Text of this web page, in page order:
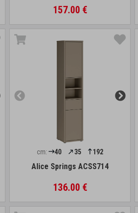
157.00 €
cm: 40 35 192
Alice Springs ACSS714
136.00 €